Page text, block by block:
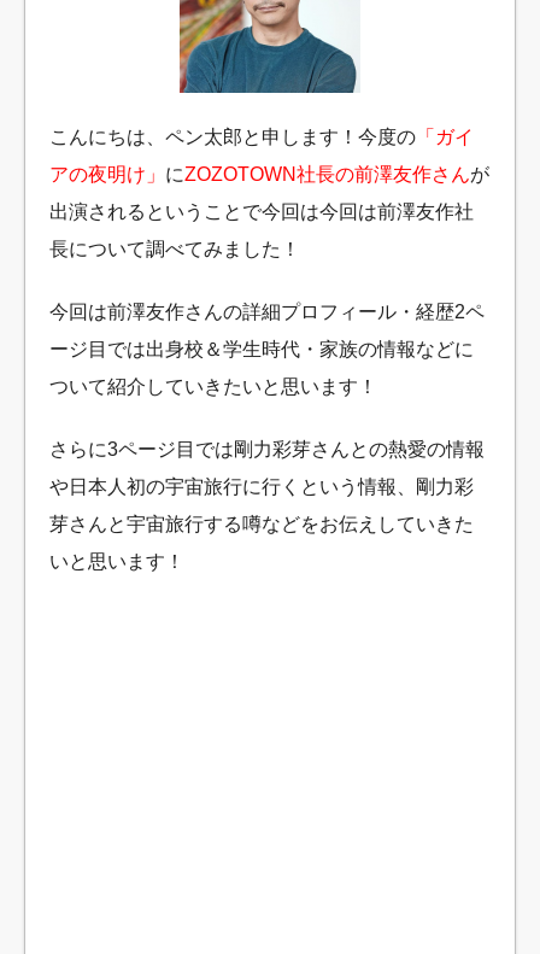
こんにちは、ペン太郎と申します！今度の 「ガイ
アの夜明け」 にZOZOTOWN社長の前澤友作さんが
出演されるということで今回は今回は前澤友作社
長について調べてみました！
今回は前澤友作さんの詳細プロフィール・経歴2ペ
ージ目では出身校＆学生時代・家族の情報などに
ついて紹介していきたいと思います！
さらに3ページ目では剛力彩芽さんとの熱愛の情報
や日本人初の宇宙旅行に行くという情報、剛力彩
芽さんと宇宙旅行する噂などをお伝えしていきた
いと思います！